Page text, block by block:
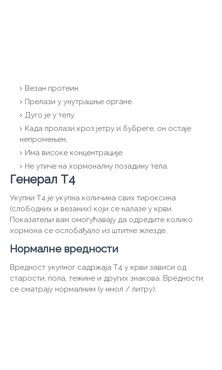
Везан протеин.
Прелази у унутрашње органе.
Дуго је у телу.
Када пролази кроз јетру и бубреге, он остаје
непромењен.
Има високе концентрације.
Не утиче на хормоналну позадину тела.
Генерал Т4
Укупни Т4 је укупна количина свих тироксина
(слободних и везаних) који се налазе у крви.
Показатељи вам омогућавају да одредите колико
хормона се ослобађало из штитне жлезде..
Нормалне вредности
Вредност укупног садржаја Т4 у крви зависи од
старости, пола, тежине и других знакова. Вредности
се сматрају нормалним (у нмол / литру):